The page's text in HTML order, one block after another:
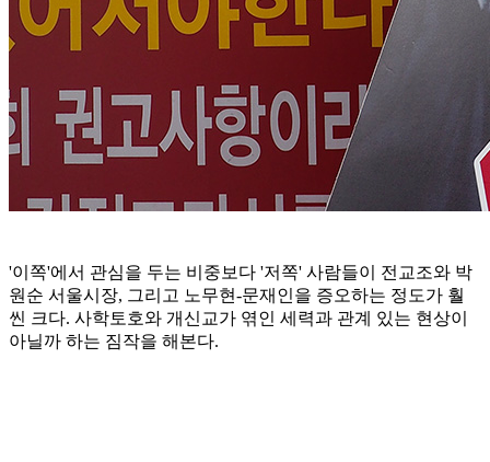
'이쪽'에서 관심을 두는 비중보다 '저쪽' 사람들이 전교조와 박
원순 서울시장, 그리고 노무현-문재인을 증오하는 정도가 훨
씬 크다. 사학토호와 개신교가 엮인 세력과 관계 있는 현상이
아닐까 하는 짐작을 해본다.